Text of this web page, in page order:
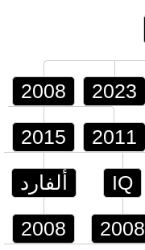
2008 2023
2015 2011
ألفارد
2008
IQ
2008